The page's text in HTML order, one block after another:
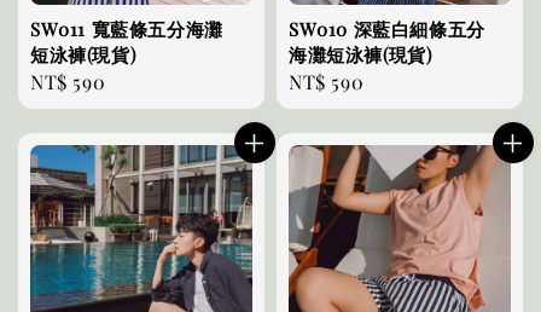
SW011 寬藍條五分海灘
短泳褲(現貨)
Regular
price
NT$ 590
SW010 深藍白細條五分
海灘短泳褲(現貨)
Regular
price
NT$ 590